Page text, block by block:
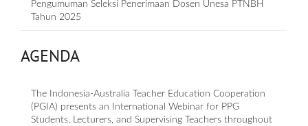
Pengumuman Seleksi Penerimaan Dosen Unesa PTNBH
Tahun 2025
AGENDA
The Indonesia-Australia Teacher Education Cooperation
(PGIA) presents an International Webinar for PPG
Students, Lecturers, and Supervising Teachers throughout